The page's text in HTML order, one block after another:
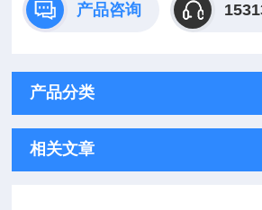
产品咨询
产品分类
相关文章